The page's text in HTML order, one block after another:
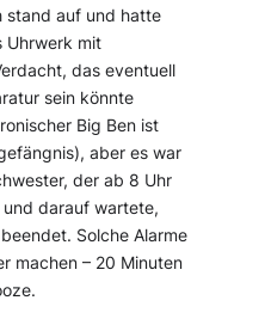
stand auf und hatte
Uhrwerk mit
das eventuell
sein könnte
Big Ben ist
aber es war
der ab 8 Uhr
und darauf wartete,
Solche Alarme
machen – 20 Minuten